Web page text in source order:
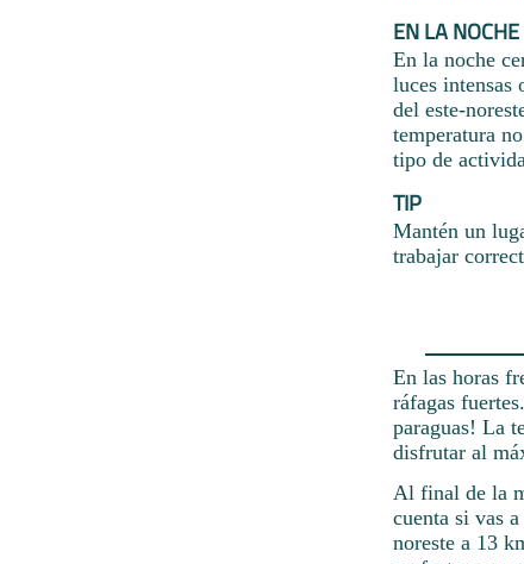
EN LA NOCHE
En la noche
luces intensas
del este-
temperatura
tipo de
TIP
Mantén un
trabajar
En las horas
ráfagas
paraguas! La
disfrutar al
Al final de la
cuenta si vas
noreste a 13